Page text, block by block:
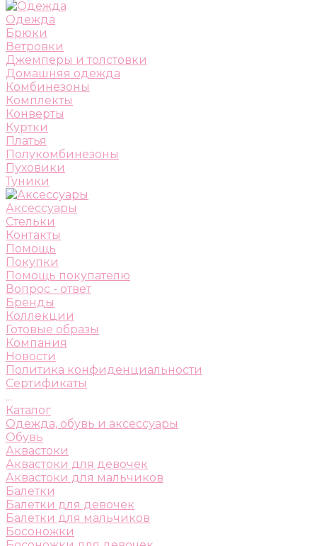
Одежда
Брюки
Ветровки
Джемперы и толстовки
Домашняя одежда
Комбинезоны
Комплекты
Конверты
Куртки
Платья
Полукомбинезоны
Пуховики
Туники
Аксессуары
Стельки
Контакты
Помощь
Покупки
Помощь покупателю
Вопрос - ответ
Бренды
Коллекции
Готовые образы
Компания
Новости
Политика конфиденциальности
Сертификаты
...
Каталог
Одежда, обувь и аксессуары
Обувь
Аквастоки
Аквастоки для девочек
Аквастоки для мальчиков
Балетки
Балетки для девочек
Балетки для мальчиков
Босоножки